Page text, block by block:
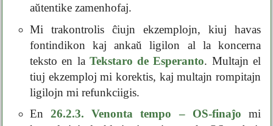
aŭtentike zamenhofaj.
Mi trakontrolis ĉiujn ekzemplojn, kiuj havas
fontindikon kaj ankaŭ ligilon al la koncerna
teksto en la Tekstaro de Esperanto. Multajn el
tiuj ekzemploj mi korektis, kaj multajn rompitajn
ligilojn mi refunkciigis.
En26.2.3. Venonta tempo – OS-finaĵo mi